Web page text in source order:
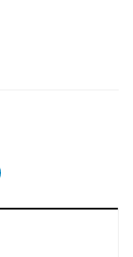
по числу
ставку на уровне